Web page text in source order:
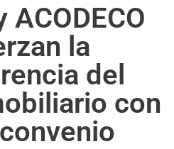
ACODECO
la
del
con